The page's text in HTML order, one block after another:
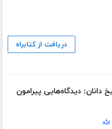
دریافت از کتابراه
دانان: دیدگاه‌هایی پیرامون